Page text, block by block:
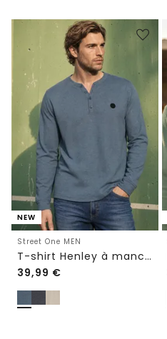
NEW
Street One MEN
T-shirt Henley à manches longues, effet chiné
39,99 €